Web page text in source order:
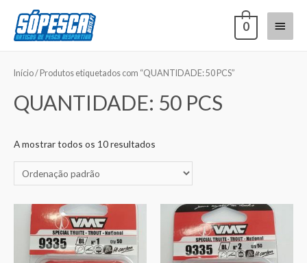
0
Início/ Produtos etiquetados com “QUANTIDADE: 50 PCS”
QUANTIDADE: 50 PCS
A mostrar todos os 10 resultados